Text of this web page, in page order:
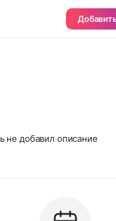
не добавил описание